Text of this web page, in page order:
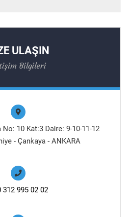
ULAŞIN
Bilgileri
10 Kat:3 Daire: 9-10-11-12
- Çankaya - ANKARA
312 995 02 02